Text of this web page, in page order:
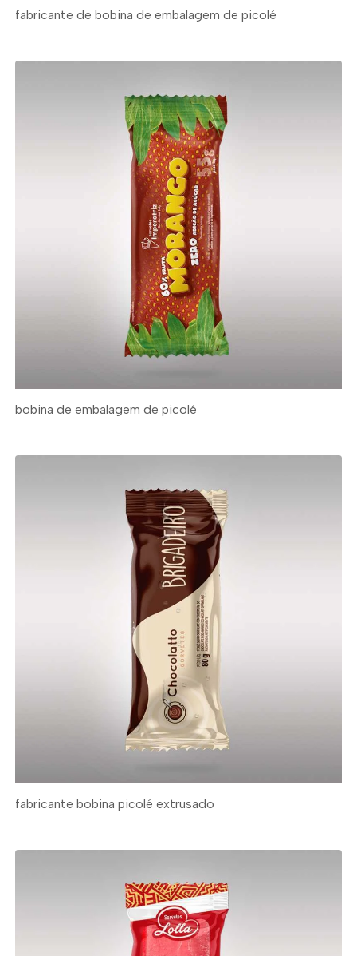
fabricante de bobina de embalagem de picolé
bobina de embalagem de picolé
fabricante bobina picolé extrusado